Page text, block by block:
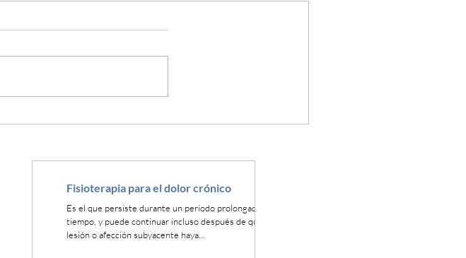
Fisioterapia para el dolor crónico
Es el que persiste durante un período prolongado de
tiempo, y puede continuar incluso después de que la
lesión o afección subyacente haya...